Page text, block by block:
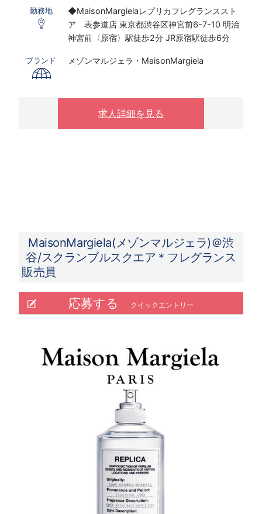
※実働7.5ｈ×22日勤務の場合
※研修期間あり
※時給は経験・スキルにより決定いたします
〇下記の場合は、割増した時給をお支払いしま
※ 実働8時間以上は1.25倍
※ 夜10時以降は1.25倍
勤務地
◆MaisonMargielaレプリカフレグランススト
ア 表参道店 東京都渋谷区神宮前6-7-10 明治
神宮前〈原宿〉駅徒歩2分 JR原宿駅徒歩6分
ブランド メゾンマルジェラ・MaisonMargiela
求人詳細を見る
MaisonMargiela(メゾンマルジェラ)＠渋
谷/スクランブルスクエア＊フレグランス
販売員
応募する クイックエントリー